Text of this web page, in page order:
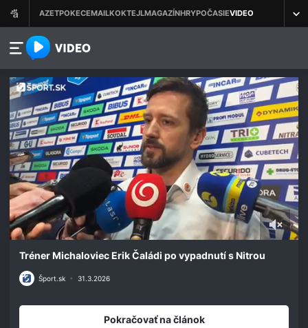
azet.video.sk
seconds
58
seconds
Tréner Michaloviec Erik Čaládi po vypadnutí s Nitrou
Šport.sk • 31.3.2026
Pokračovať na článok